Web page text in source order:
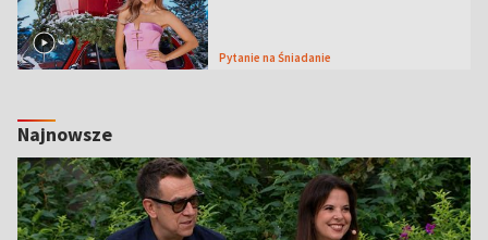
Pytanie na Śniadanie
Najnowsze